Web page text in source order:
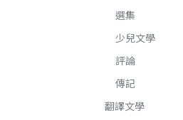
選集
少兒文學
評論
傳記
翻譯文學